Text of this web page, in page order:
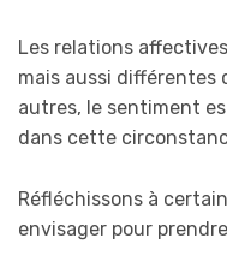
Les relations
mais aussi différentes
autres, le sentiment
dans cette
Réfléchissons à
envisager pour